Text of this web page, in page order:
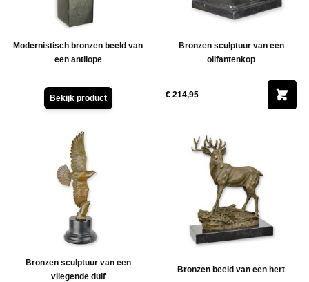
Modernistisch bronzen beeld van
een antilope
Bekijk product
Bronzen sculptuur van een
olifantenkop
€ 214,95
Bronzen sculptuur van een
vliegende duif
Bronzen beeld van een hert